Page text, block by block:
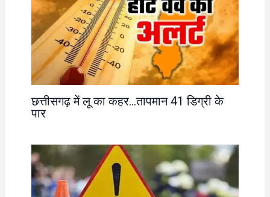
छत्तीसगढ़ में लू का कहर…तापमान 41 डिग्री के
पार